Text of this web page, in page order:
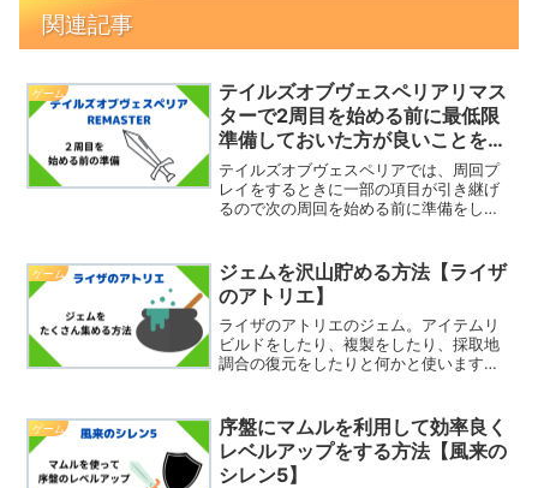
関連記事
ゲーム
テイルズオブヴェスペリアリマス
ターで2周目を始める前に最低限
準備しておいた方が良いことを紹
介
テイルズオブヴェスペリアでは、周回プ
レイをするときに一部の項目が引き継げ
るので次の周回を始める前に準備をして
いまいちわからなかったりしますよね。
そこで今回は、テイルズオ...
ゲーム
ジェムを沢山貯める方法【ライザ
のアトリエ】
ライザのアトリエのジェム。アイテムリ
ビルドをしたり、複製をしたり、採取地
調合の復元をしたりと何かと使いますよ
る方法を紹介したいと思います。ジェム
を貯める方法1：素材をジ...
ゲーム
序盤にマムルを利用して効率良く
レベルアップをする方法【風来の
シレン5】